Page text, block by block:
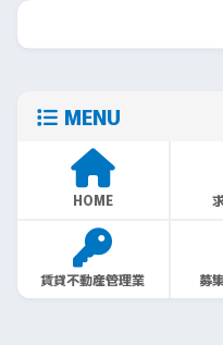
MENU
HOME
賃貸不動産管理業 募